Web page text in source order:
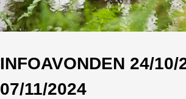
INFOAVONDEN 24/10/
07/11/2024